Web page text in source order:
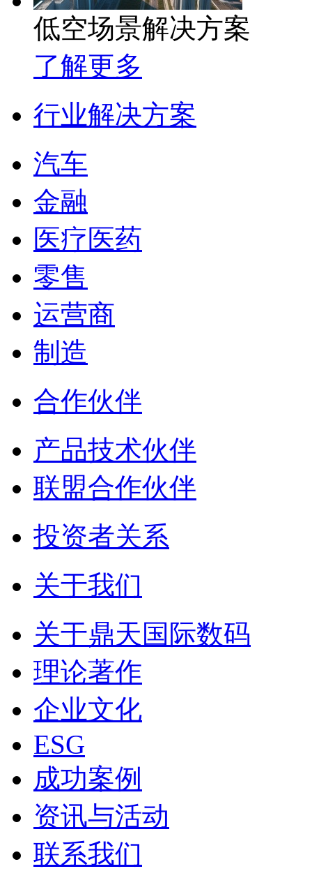
低空场景解决方案
了解更多
行业解决方案
汽车
金融
医疗医药
零售
运营商
制造
合作伙伴
产品技术伙伴
联盟合作伙伴
投资者关系
关于我们
关于鼎天国际数码
理论著作
企业文化
ESG
成功案例
资讯与活动
联系我们